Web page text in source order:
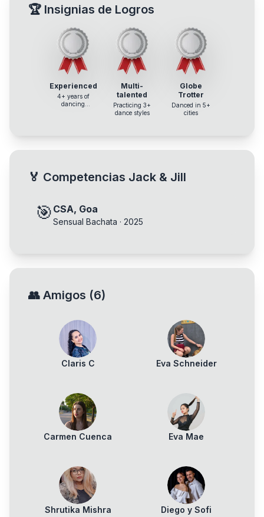
🏆 Insignias de Logros
Experienced
4+ years of
dancing
Multi-
talented
Practicing 3+
dance styles
Globe
Trotter
Danced in 5+
cities
🏅 Competencias Jack & Jill
🎯 CSA, Goa
Sensual Bachata · 2025
👥 Amigos (6)
Claris C Eva Schneider
Carmen Cuenca Eva Mae
Shrutika Mishra Diego y Sofi